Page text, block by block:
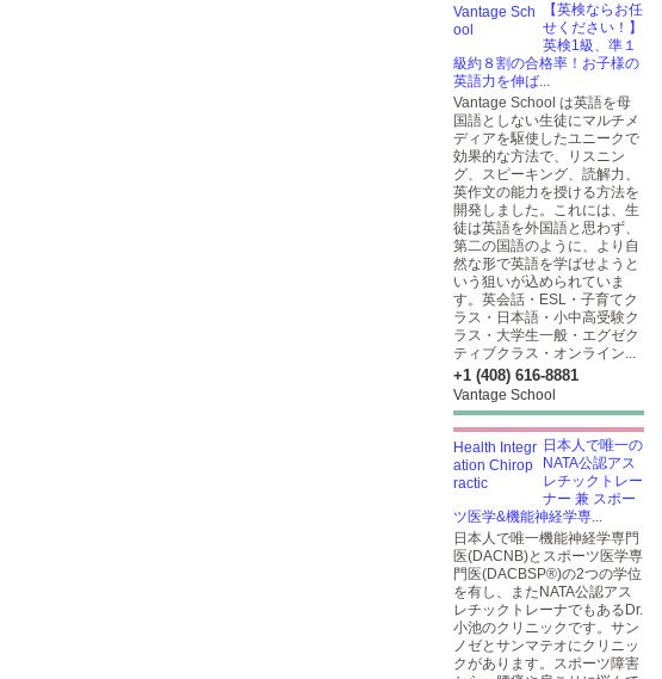
【英検ならお任
せください！】
英検1級、準１
級約８割の合格率！お子様の
英語力を伸ば...
Vantage School は英語を母
国語としない生徒にマルチメ
ディアを駆使したユニークで
効果的な方法で、リスニン
グ、スピーキング、読解力、
英作文の能力を授ける方法を
開発しました。これには、生
徒は英語を外国語と思わず、
第二の国語のように、より自
然な形で英語を学ばせようと
いう狙いが込められていま
す。英会話・ESL・子育てク
ラス・日本語・小中高受験ク
ラス・大学生一般・エグゼク
ティブクラス・オンライン...
+1 (408) 616-8881
Vantage School
日本人で唯一の
NATA公認アス
レチックトレー
ナー 兼 スポー
ツ医学&機能神経学専...
日本人で唯一機能神経学専門
医(DACNB)とスポーツ医学専
門医(DACBSP®)の2つの学位
を有し、またNATA公認アス
レチックトレーナでもあるDr.
小池のクリニックです。サン
ノゼとサンマテオにクリニッ
クがあります。スポーツ障害